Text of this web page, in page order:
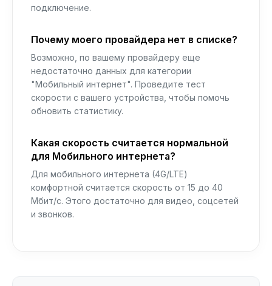
подключение.
Почему моего провайдера нет в списке?
Возможно, по вашему провайдеру еще
недостаточно данных для категории
"Мобильный интернет". Проведите тест
скорости с вашего устройства, чтобы помочь
обновить статистику.
Какая скорость считается нормальной
для Мобильного интернета?
Для мобильного интернета (4G/LTE)
комфортной считается скорость от 15 до 40
Мбит/с. Этого достаточно для видео, соцсетей
и звонков.